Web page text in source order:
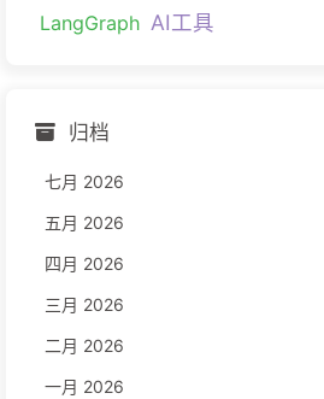
LangGraph AI工具
归档
七月 2026
五月 2026
四月 2026
三月 2026
二月 2026
一月 2026